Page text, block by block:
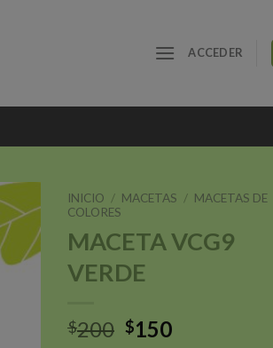
ACCEDER
INICIO / MACETAS / MACETAS DE
COLORES
MACETA VCG9
VERDE
$200 El
$150El